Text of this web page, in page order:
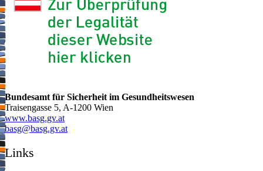
Bundesamt für Sicherheit im Gesundheitswesen
Traisengasse 5, A-1200 Wien
www.basg.gv.at
ta.vg.gsab@gsab
Links